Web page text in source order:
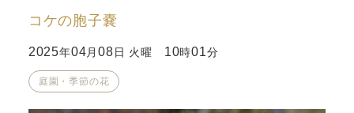
コケの胞子嚢
2025年04 月08 日 火曜 10時01分
庭園・季節の花